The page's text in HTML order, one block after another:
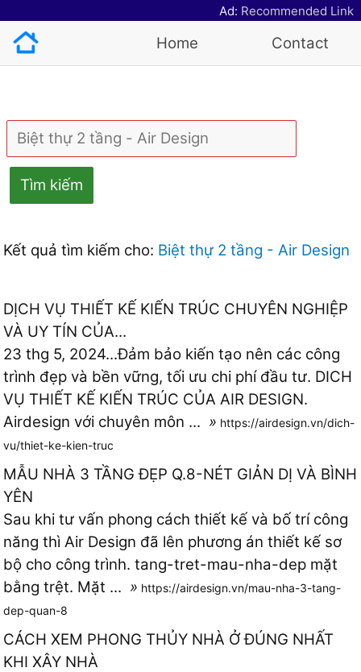
Ad: Recommended Link
Home Contact
Tìm kiếm
Kết quả tìm kiếm cho: Biệt thự 2 tầng - Air Design
DỊCH VỤ THIẾT KẾ KIẾN TRÚC CHUYÊN NGHIỆP
VÀ UY TÍN CỦA...
23 thg 5, 2024...Đảm bảo kiến tạo nên các công
trình đẹp và bền vững, tối ưu chi phí đầu tư. DICH
VỤ THIẾT KẾ KIẾN TRÚC CỦA AIR DESIGN.
Airdesign với chuyên môn ... » https://airdesign.vn/dich-
vu/thiet-ke-kien-truc
MẪU NHÀ 3 TẦNG ĐẸP Q.8-NÉT GIẢN DỊ VÀ BÌNH
YÊN
Sau khi tư vấn phong cách thiết kế và bố trí công
năng thì Air Design đã lên phương án thiết kế sơ
bộ cho công trình. tang-tret-mau-nha-dep mặt
bằng trệt. Mặt ... » https://airdesign.vn/mau-nha-3-tang-
dep-quan-8
CÁCH XEM PHONG THỦY NHÀ Ở ĐÚNG NHẤT
KHI XÂY NHÀ